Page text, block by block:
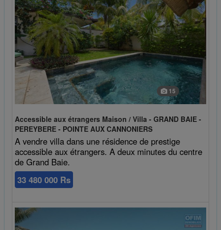
15
Accessible aux étrangers Maison / Villa - GRAND BAIE -
PEREYBERE - POINTE AUX CANNONIERS
A vendre villa dans une résidence de prestige
accessible aux étrangers. A deux minutes du centre
de Grand Baie.
33 480 000 Rs